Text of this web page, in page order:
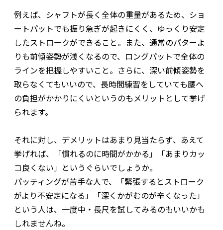
例えば、シャフトが長く全体の重量があるため、ショ
ートパットでも振り急ぎが起きにくく、ゆっくり安定
したストロークができること。また、通常のパターよ
りも前傾姿勢が浅くなるので、ロングパットで全体の
ラインを把握しやすいこと。さらに、深い前傾姿勢を
取らなくてもいいので、長時間練習をしていても腰へ
の負担がかかりにくいというのもメリットとして挙げ
られます。
それに対し、デメリットはあまり見当たらず、あえて
挙げれば、「慣れるのに時間がかかる」「あまりカッ
コ良くない」というぐらいでしょうか。
パッティングが苦手な人で、「緊張するとストローク
がより不安定になる」「深くかがむのが辛くなった」
という人は、一度中・長尺を試してみるのもいいかも
しれませんね。